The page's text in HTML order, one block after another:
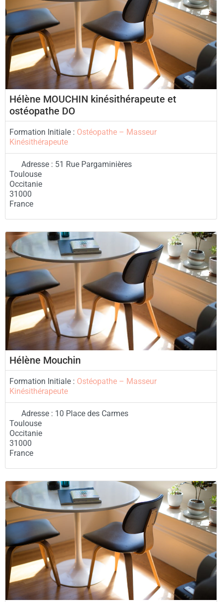
Hélène MOUCHIN kinésithérapeute et
ostéopathe DO
Formation Initiale : Ostéopathe – Masseur
Kinésithérapeute
Adresse : 51 Rue Pargaminières
Toulouse
Occitanie
31000
France
Hélène Mouchin
Formation Initiale : Ostéopathe – Masseur
Kinésithérapeute
Adresse : 10 Place des Carmes
Toulouse
Occitanie
31000
France